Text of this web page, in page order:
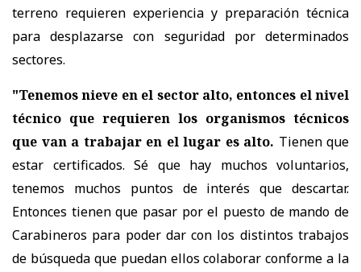
terreno requieren experiencia y preparación técnica
para desplazarse con seguridad por determinados
sectores.
"Tenemos nieve en el sector alto, entonces el nivel
técnico que requieren los organismos técnicos
que van a trabajar en el lugar es alto. Tienen que
estar certificados. Sé que hay muchos voluntarios,
tenemos muchos puntos de interés que descartar.
Entonces tienen que pasar por el puesto de mando de
Carabineros para poder dar con los distintos trabajos
de búsqueda que puedan ellos colaborar conforme a la